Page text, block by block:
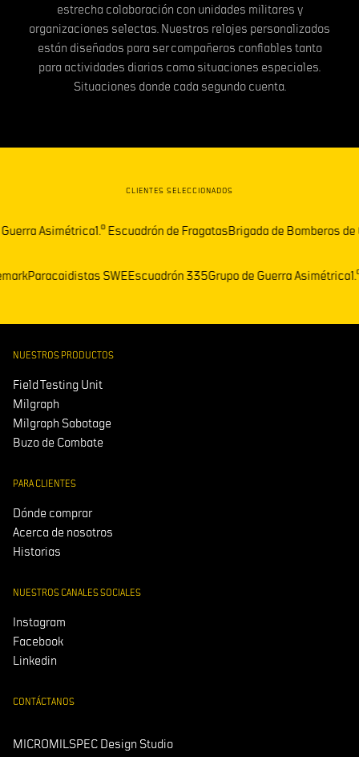
estrecha colaboración con unidades militares y
organizaciones selectas. Nuestros relojes personalizados
están diseñados para ser compañeros confiables tanto
para actividades diarias como situaciones especiales.
Situaciones donde cada segundo cuenta.
CLIENTES SELECCIONADOS
Asimétrica1.º Escuadrón de FragatasBrigada de Bomberos de
Paracaidistas SWEEscuadrón 335Grupo de Guerra
NUESTROS PRODUCTOS
Field Testing Unit
Milgraph
Milgraph Sabotage
Buzo de Combate
PARA CLIENTES
Dónde comprar
Acerca de nosotros
Historias
NUESTROS CANALES SOCIALES
Instagram
Facebook
Linkedin
CONTÁCTANOS
MICROMILSPEC Design Studio